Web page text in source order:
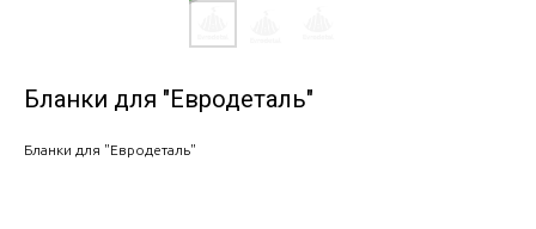
Бланки для "Евродеталь"
Бланки для "Евродеталь"